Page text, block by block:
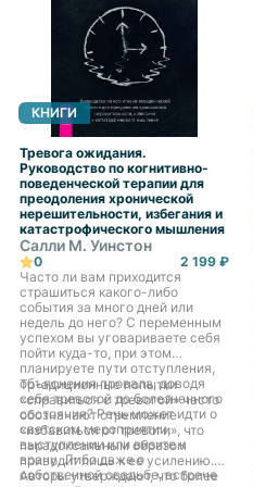
КНИГИ
Тревога ожидания.
Руководство по когнитивно-
поведенческой терапии для
преодоления хронической
нерешительности, избегания и
катастрофического мышления
Салли М. Уинстон
0
2 199 ₽
Часто ли вам приходится
страшиться какого-либо
события за много дней или
недель до него? С переменным
успехом вы уговариваете себя
пойти куда-то, при этом
планируете пути отступления,
объяснения провала, доводя
себя тревогой до болезненного
состояния? Речь может идти о
светском мероприятии,
выступлении или визите к
врачу. Либо даже о
собственной свадьбе, встрече
Тр-адиционные попытки
«справиться с тревогой» часто
обозначают стремление
«избавиться от тревоги», что
парадоксальным образом
приводит лишь к ее усилению.
Авторы утверждают, что более